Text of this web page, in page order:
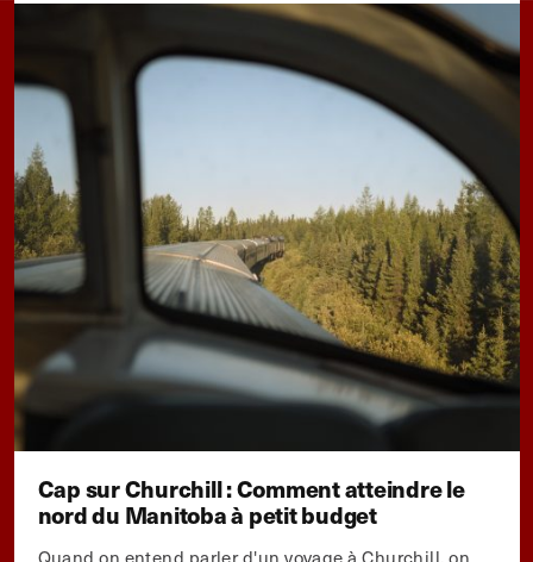
Cap sur Churchill : Comment atteindre le
nord du Manitoba à petit budget
Quand on entend parler d'un voyage à Churchill, on